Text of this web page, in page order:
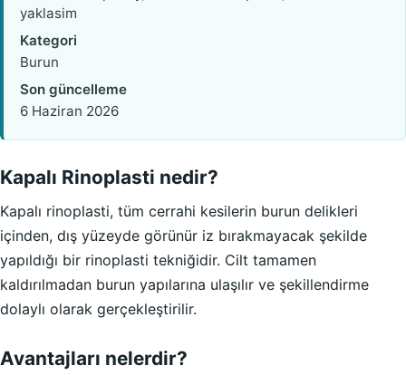
yaklasim
Kategori
Burun
Son güncelleme
6 Haziran 2026
Kapalı Rinoplasti nedir?
Kapalı rinoplasti, tüm cerrahi kesilerin burun delikleri
içinden, dış yüzeyde görünür iz bırakmayacak şekilde
yapıldığı bir rinoplasti tekniğidir. Cilt tamamen
kaldırılmadan burun yapılarına ulaşılır ve şekillendirme
dolaylı olarak gerçekleştirilir.
Avantajları nelerdir?